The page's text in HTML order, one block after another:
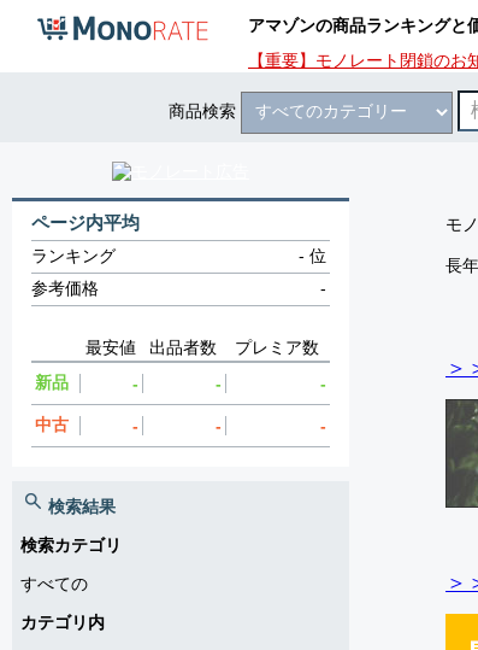
アマゾンの商品ランキングと
【重要】モノレート閉鎖のお
商品検索
モ
長
＞
＞
ページ内平均
ランキング -位
参考価格
-
最安値 出品者数
プレミア数
新品
- - -
中古 - - -
検索結果
検索カテゴリ
すべての
カテゴリ内